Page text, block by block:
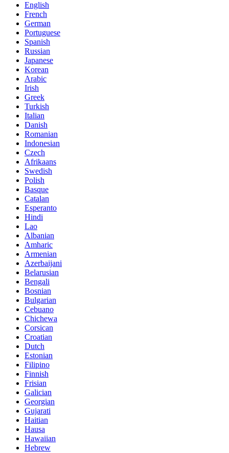
English
French
German
Portuguese
Spanish
Russian
Japanese
Korean
Arabic
Irish
Greek
Turkish
Italian
Danish
Romanian
Indonesian
Czech
Afrikaans
Swedish
Polish
Basque
Catalan
Esperanto
Hindi
Lao
Albanian
Amharic
Armenian
Azerbaijani
Belarusian
Bengali
Bosnian
Bulgarian
Cebuano
Chichewa
Corsican
Croatian
Dutch
Estonian
Filipino
Finnish
Frisian
Galician
Georgian
Gujarati
Haitian
Hausa
Hawaiian
Hebrew